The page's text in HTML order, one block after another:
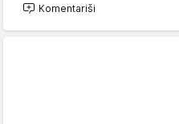
Komentariši